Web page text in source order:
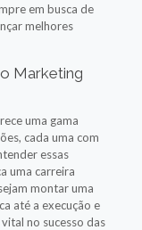
em busca de
melhores
Marketing
uma gama
cada uma com
essas
uma carreira
montar uma
até a execução e
no sucesso das